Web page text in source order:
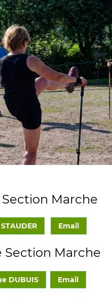
Marche
Email
Section Marche
DUBUIS Email